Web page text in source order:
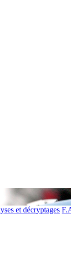
et décryptages